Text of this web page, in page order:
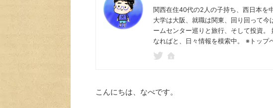
関西在住40代の2人の子持ち、西日本を
大学は大阪、就職は関東、回り回って
ームセンター巡りと旅行、そして投資。
なればと、日々情報を模索中。 ※トップ
こんにちは、なべです。